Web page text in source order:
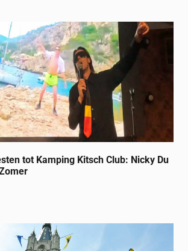
tot Kamping Kitsch Club: Nicky Du